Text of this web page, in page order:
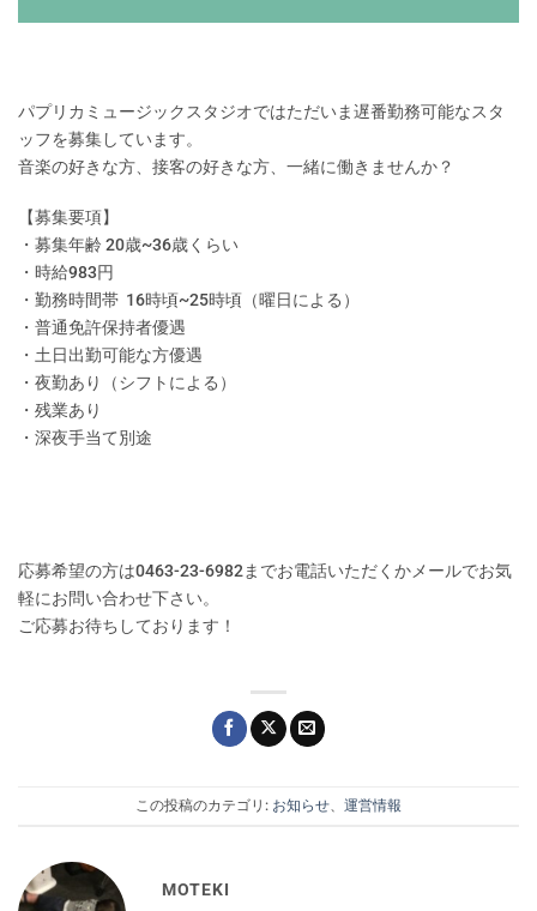
パプリカミュージックスタジオではただいま遅番勤務可能なスタ
ッフを募集しています。
音楽の好きな方、接客の好きな方、一緒に働きませんか？
【募集要項】
・募集年齢 20歳~36歳くらい
・時給983円
・勤務時間帯 16時頃~25時頃（曜日による）
・普通免許保持者優遇
・土日出勤可能な方優遇
・夜勤あり（シフトによる）
・残業あり
・深夜手当て別途
応募希望の方は0463-23-6982までお電話いただくかメールでお気
軽にお問い合わせ下さい。
ご応募お待ちしております！
この投稿のカテゴリ: お知らせ、 運営情報
MOTEKI